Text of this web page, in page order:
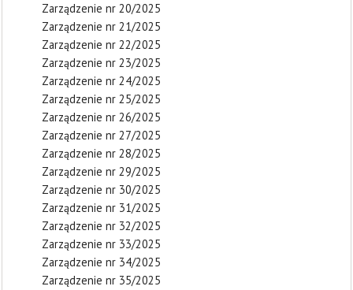
Zarządzenie nr 20/2025
Zarządzenie nr 21/2025
Zarządzenie nr 22/2025
Zarządzenie nr 23/2025
Zarządzenie nr 24/2025
Zarządzenie nr 25/2025
Zarządzenie nr 26/2025
Zarządzenie nr 27/2025
Zarządzenie nr 28/2025
Zarządzenie nr 29/2025
Zarządzenie nr 30/2025
Zarządzenie nr 31/2025
Zarządzenie nr 32/2025
Zarządzenie nr 33/2025
Zarządzenie nr 34/2025
Zarządzenie nr 35/2025